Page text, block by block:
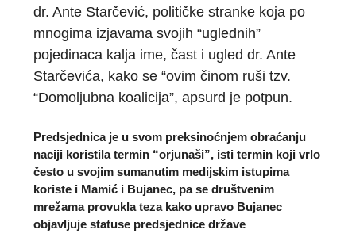
dr. Ante Starčević, političke stranke koja po
mnogima izjavama svojih “uglednih”
pojedinaca kalja ime, čast i ugled dr. Ante
Starčevića, kako se “ovim činom ruši tzv.
“Domoljubna koalicija”, apsurd je potpun.
Predsjednica je u svom preksinoćnjem obraćanju
naciji koristila termin “orjunaši”, isti termin koji vrlo
često u svojim sumanutim medijskim istupima
koriste i Mamić i Bujanec, pa se društvenim
mrežama provukla teza kako upravo Bujanec
objavljuje statuse predsjednice države